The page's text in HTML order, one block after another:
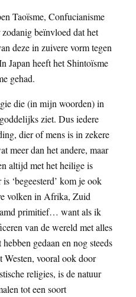
Taoïsme, Confucianisme
beïnvloed dat het
deze in zuivere vorm tegen
Japan heeft het Shintoïsme
gehad.
die (in mijn woorden) in
ziet. Dus iedere
dier of mens is in zekere
meer dan het andere, maar
altijd met het heilige is
‘begeesterd’ kom je ook
volken in Afrika, Zuid
primitief… want als ik
van de wereld met alles
gedaan en nog steeds
Westen, vooral ook door
religies, is de natuur
tot een soort